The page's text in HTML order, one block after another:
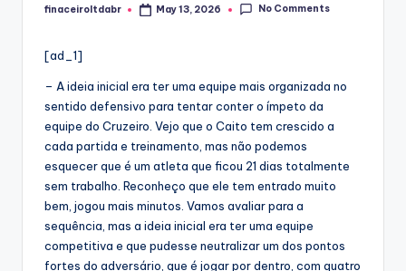
Posted
finaceiroltdabr May 13, 2026 No Comments
[ad_1]
– A ideia inicial era ter uma equipe mais organizada no
sentido defensivo para tentar conter o ímpeto da
equipe do Cruzeiro. Vejo que o Caito tem crescido a
cada partida e treinamento, mas não podemos
esquecer que é um atleta que ficou 21 dias totalmente
sem trabalho. Reconheço que ele tem entrado muito
bem, jogou mais minutos. Vamos avaliar para a
sequência, mas a ideia inicial era ter uma equipe
competitiva e que pudesse neutralizar um dos pontos
fortes do adversário, que é jogar por dentro, com quatro